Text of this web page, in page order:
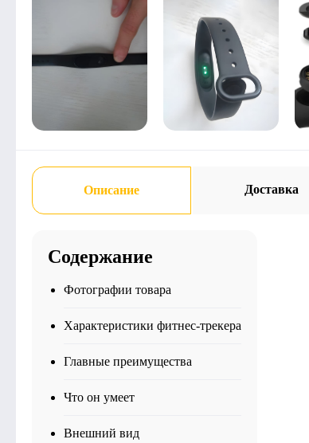
Описание Доставка
Содержание
Фотографии товара
Характеристики фитнес-трекера
Главные преимущества
Что он умеет
Внешний вид